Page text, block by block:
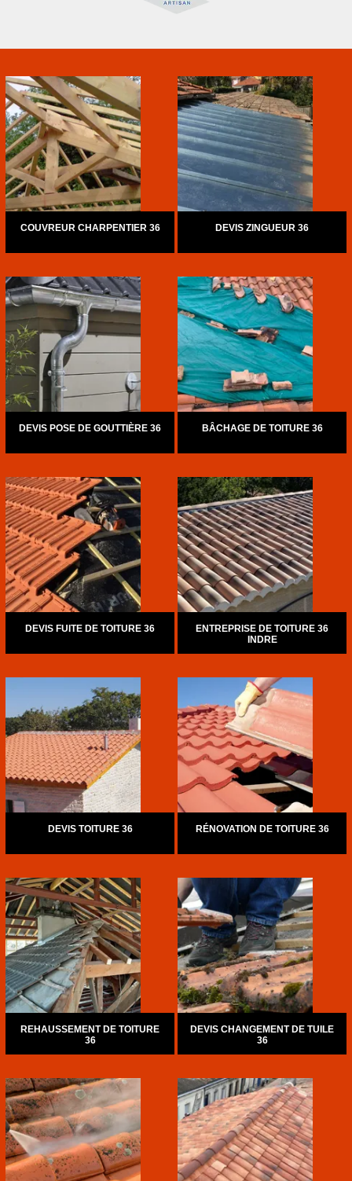
COUVREUR CHARPENTIER 36 DEVIS ZINGUEUR 36
DEVIS POSE DE GOUTTIÈRE 36 BÂCHAGE DE TOITURE 36
DEVIS FUITE DE TOITURE 36
ENTREPRISE DE TOITURE 36
INDRE
DEVIS TOITURE 36 RÉNOVATION DE TOITURE 36
REHAUSSEMENT DE TOITURE
36
DEVIS CHANGEMENT DE TUILE
36